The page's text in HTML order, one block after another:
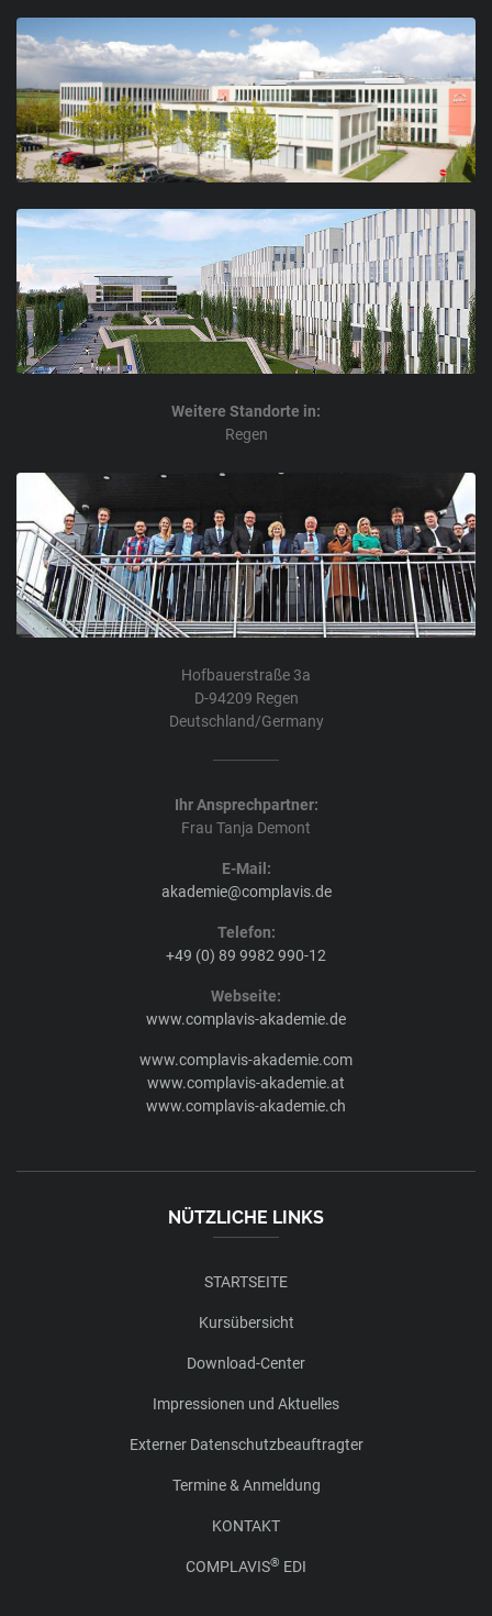
Weitere Standorte in:
Regen
Hofbauerstraße 3a
D-94209 Regen
Deutschland/Germany
Ihr Ansprechpartner:
Frau Tanja Demont
E-Mail:
akademie@complavis.de
Telefon:
+49 (0) 89 9982 990-12
Webseite:
www.complavis-akademie.de
www.complavis-akademie.com
www.complavis-akademie.at
www.complavis-akademie.ch
NÜTZLICHE LINKS
STARTSEITE
Kursübersicht
Download-Center
Impressionen und Aktuelles
Externer Datenschutzbeauftragter
Termine & Anmeldung
KONTAKT
COMPLAVIS® EDI